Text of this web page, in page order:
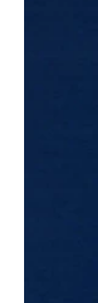
水道橋博
【ペッパ
【アイム
【オーバ
【渋谷に